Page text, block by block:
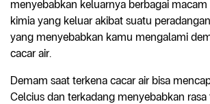
menyebabkan keluarnya berbagai
kimia yang keluar akibat suatu
yang menyebabkan kamu mengalami
cacar air.
Demam saat terkena cacar air bisa
Celcius dan terkadang menyebabkan